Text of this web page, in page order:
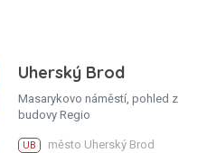
Uherský Brod
Masarykovo náměstí, pohled z
budovy Regio
UB město Uherský Brod